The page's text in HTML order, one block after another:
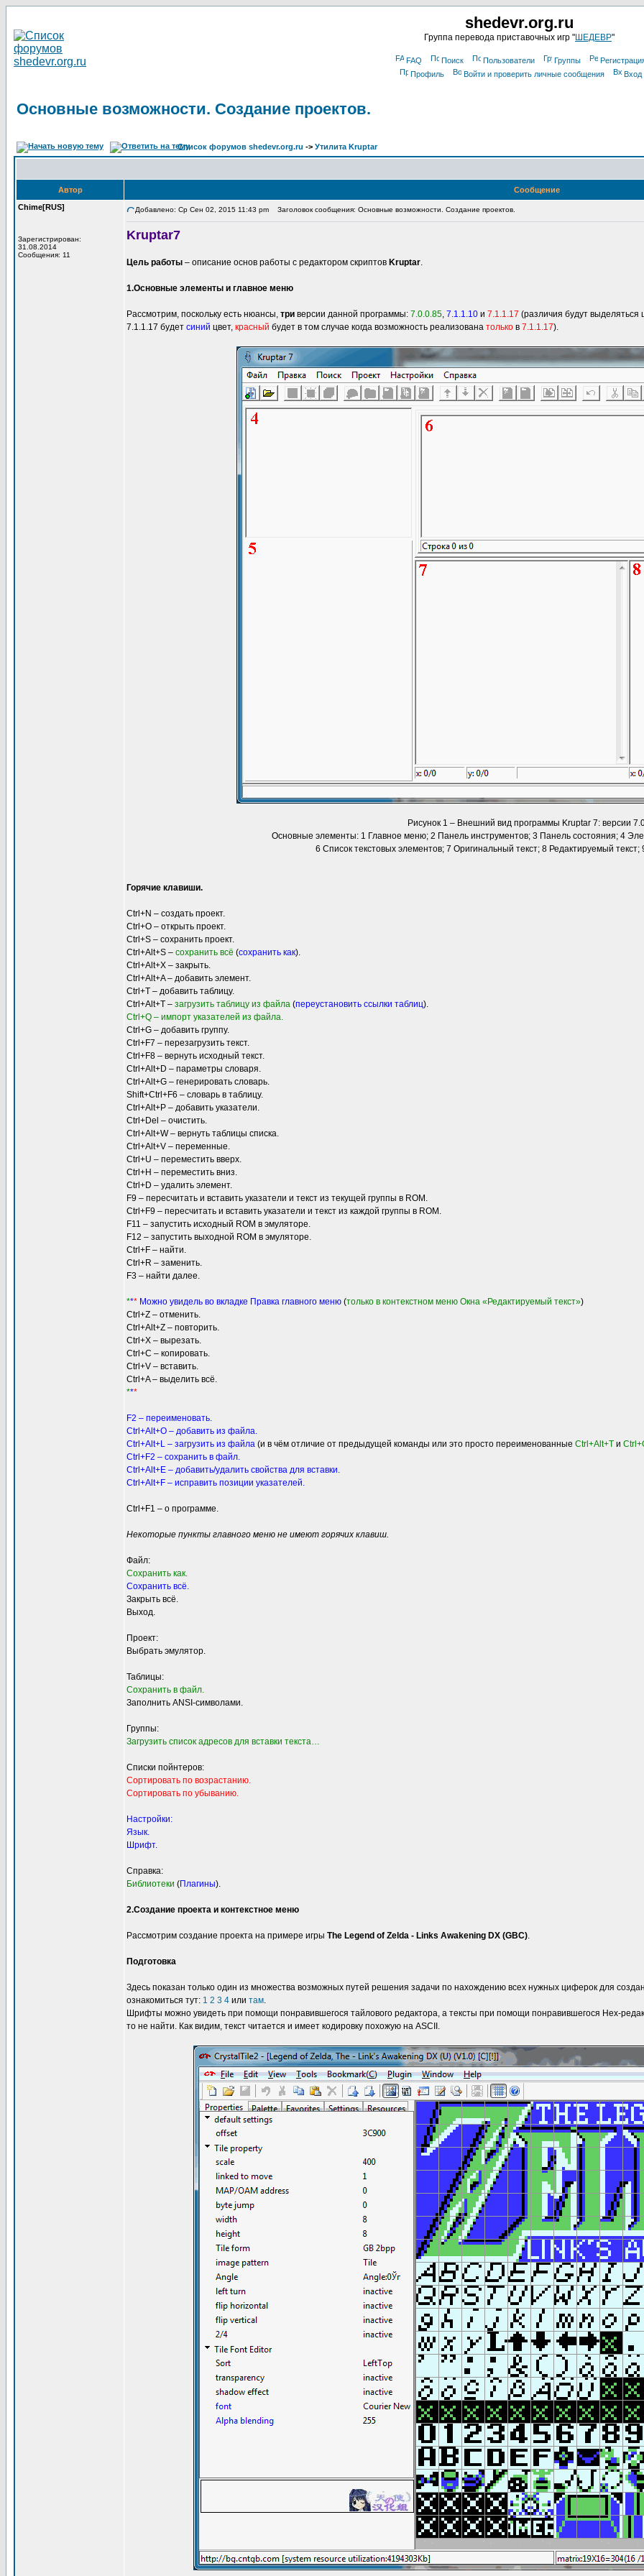
shedevr.org.ru
Группа перевода приставочных игр "ШЕДЕВР"
FAQ Поиск Пользователи Группы
Профиль
Войти и проверить личные сообщения Вход
Основные возможности. Создание проектов.
Список форумов shedevr.org.ru -> Утилита Kruptar
Автор
Сообщение
Chime[RUS]
Зарегистрирован:
31.08.2014
Сообщения: 11
Добавлено: Ср Сен 02, 2015 11:43 pm Заголовок сообщения: Основные возможности. Создание проектов.
Kruptar7
Цель работы – описание основ работы с редактором скриптов Kruptar.
1.Основные элементы и главное меню
Рассмотрим, поскольку есть нюансы, три версии данной программы: 7.0.0.85, 7.1.1.10 и 7.1.1.17 (различия будут выделяться
7.1.1.17 будет синий цвет, красный будет в том случае когда возможность реализована только в 7.1.1.17).
Рисунок 1 – Внешний вид программы Kruptar 7: версии
Основные элементы: 1 Главное меню; 2 Панель инструментов; 3 Панель состояния; 4
6 Список текстовых элементов; 7 Оригинальный текст; 8 Редактируемый текст;
Горячие клавиши.
Ctrl+N – создать проект.
Ctrl+O – открыть проект.
Ctrl+S – сохранить проект.
Ctrl+Alt+S – сохранить всё (сохранить как).
Ctrl+Alt+X – закрыть.
Ctrl+Alt+A – добавить элемент.
Ctrl+T – добавить таблицу.
Ctrl+Alt+T – загрузить таблицу из файла (переустановить ссылки таблиц).
Ctrl+Q – импорт указателей из файла.
Ctrl+G – добавить группу.
Ctrl+F7 – перезагрузить текст.
Ctrl+F8 – вернуть исходный текст.
Ctrl+Alt+D – параметры словаря.
Ctrl+Alt+G – генерировать словарь.
Shift+Ctrl+F6 – словарь в таблицу.
Ctrl+Alt+P – добавить указатели.
Ctrl+Del – очистить.
Ctrl+Alt+W – вернуть таблицы списка.
Ctrl+Alt+V – переменные.
Ctrl+U – переместить вверх.
Ctrl+H – переместить вниз.
Ctrl+D – удалить элемент.
F9 – пересчитать и вставить указатели и текст из текущей группы в ROM.
Ctrl+F9 – пересчитать и вставить указатели и текст из каждой группы в ROM.
F11 – запустить исходный ROM в эмуляторе.
F12 – запустить выходной ROM в эмуляторе.
Ctrl+F – найти.
Ctrl+R – заменить.
F3 – найти далее.
*** Можно увидель во вкладке Правка главного меню (только в контекстном меню Окна «Редактируемый текст»)
Ctrl+Z – отменить.
Ctrl+Alt+Z – повторить.
Ctrl+X – вырезать.
Ctrl+C – копировать.
Ctrl+V – вставить.
Ctrl+A – выделить всё.
***
F2 – переименовать.
Ctrl+Alt+O – добавить из файла.
Ctrl+Alt+L – загрузить из файла (и в чём отличие от предыдущей команды или это просто переименованные Ctrl+Alt+T и
Ctrl+F2 – сохранить в файл.
Ctrl+Alt+E – добавить/удалить свойства для вставки.
Ctrl+Alt+F – исправить позиции указателей.
Ctrl+F1 – о программе.
Некоторые пункты главного меню не имеют горячих клавиш.
Файл:
Cохранить как.
Cохранить всё.
Закрыть всё.
Выход.
Проект:
Выбрать эмулятор.
Таблицы:
Сохранить в файл.
Заполнить ANSI-символами.
Группы:
Загрузить список адресов для вставки текста…
Списки пойнтеров:
Сортировать по возрастанию.
Сортировать по убыванию.
Настройки:
Язык.
Шрифт.
Справка:
Библиотеки (Плагины).
2.Создание проекта и контекстное меню
Рассмотрим создание проекта на примере игры The Legend of Zelda - Links Awakening DX (GBC).
Подготовка
Здесь показан только один из множества возможных путей решения задачи по нахождению всех нужных циферок для
ознакомиться тут: 1 2 3 4 или там.
Шрифты можно увидеть при помощи понравившегося тайлового редактора, а тексты при помощи понравившегося Hex-
то не найти. Как видим, текст читается и имеет кодировку похожую на ASCII.